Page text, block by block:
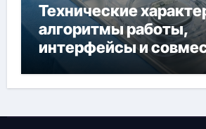
Технические
алгоритмы работы,
интерфейсы и
двухкамерного ЭКС